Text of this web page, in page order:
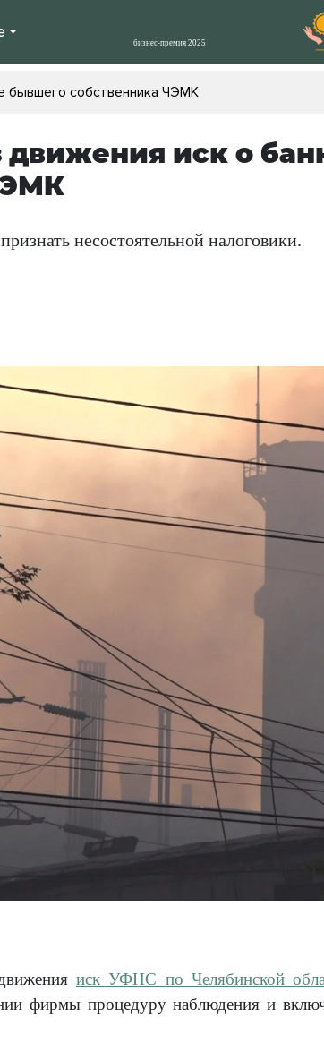
бывшего собственника ЧЭМК
движения иск о
несостоятельной налоговики.
иск УФНС по Челябинской
фирмы процедуру наблюдения и